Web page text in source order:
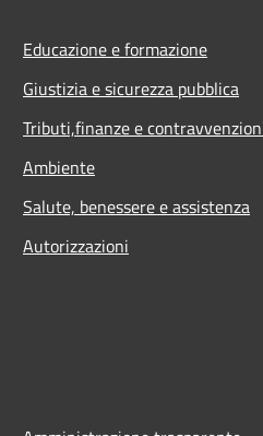
Educazione e formazione
Giustizia e sicurezza pubblica
Tributi,finanze e
Ambiente
Salute, benessere e assistenza
Autorizzazioni